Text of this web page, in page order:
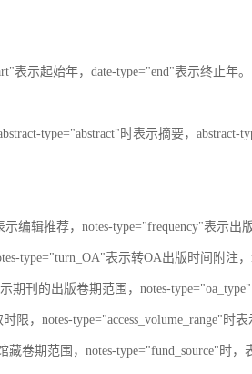
表示起始年，date-type="end"表示终止年。
type="abstract"时表示摘要，abstract-
示编辑推荐，notes-type="frequency"表示
type="turn_OA"表示转OA出版时间附注
期刊的出版卷期范围，notes-
限，notes-type="access_volume_range"时
藏卷期范围，notes-type="fund_source"时